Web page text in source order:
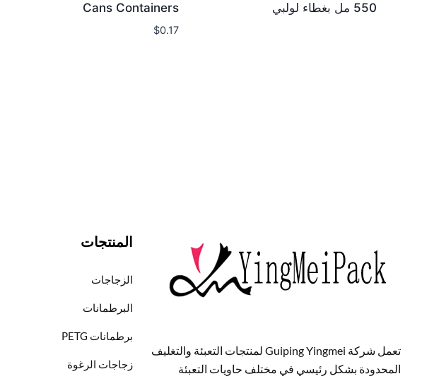
550 مل بغطاء لولبي
Cans Containers
$0.17
تعمل شركة Guiping Yingmei لمنتجات التعبئة والتغليف
المحدودة بشكل رئيسي في مختلف حاويات التعبئة
المنتجات
الزجاجات
البرطمانات
برطمانات PETG
زجاجات الرغوة